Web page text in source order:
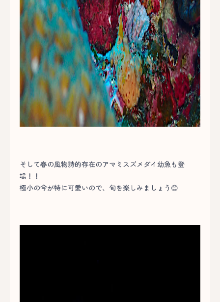
そして春の風物詩的存在のアマミスズメダイ幼魚も登
場！！
極小の今が特に可愛いので、旬を楽しみましょう😊